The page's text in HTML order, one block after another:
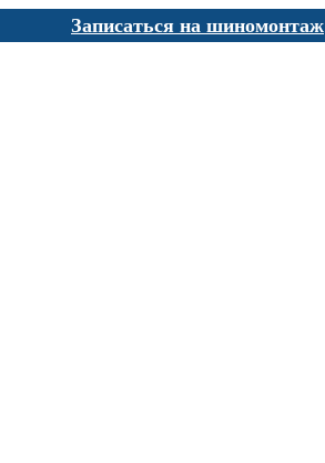
Записаться на шиномонтаж